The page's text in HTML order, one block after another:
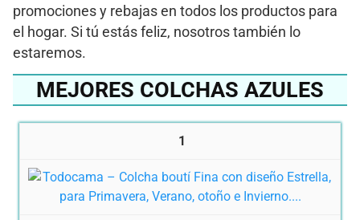
promociones y rebajas en todos los productos para
el hogar. Si tú estás feliz, nosotros también lo
estaremos.
MEJORES COLCHAS AZULES
1